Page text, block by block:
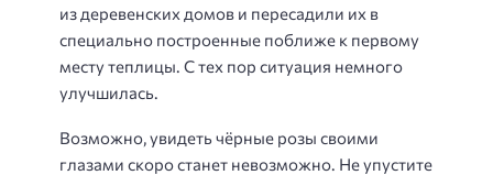
из деревенских домов и пересадили их в
специально построенные поближе к первому
месту теплицы. С тех пор ситуация немного
улучшилась.
Возможно, увидеть чёрные розы своими
глазами скоро станет невозможно. Не упустите